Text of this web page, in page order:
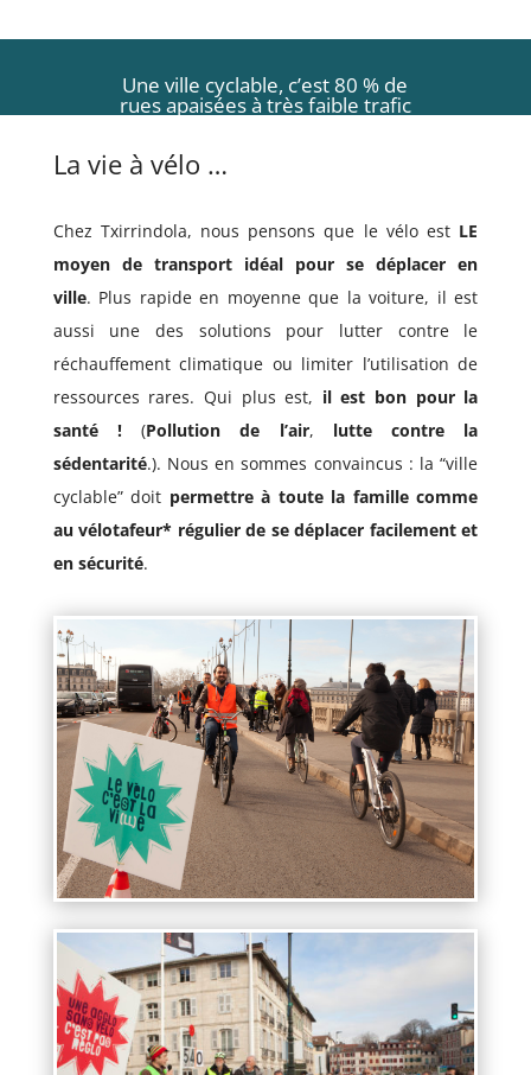
Une ville cyclable, c’est 80 % de
rues apaisées à très faible trafic
La vie à vélo …
Chez Txirrindola, nous pensons que le vélo est LE
moyen de transport idéal pour se déplacer en
ville. Plus rapide en moyenne que la voiture, il est
aussi une des solutions pour lutter contre le
réchauffement climatique ou limiter l’utilisation de
ressources rares. Qui plus est, il est bon pour la
santé ! (Pollution de l’air, lutte contre la
sédentarité.). Nous en sommes convaincus : la “ville
cyclable” doit permettre à toute la famille comme
au vélotafeur* régulier de se déplacer facilement et
en sécurité.